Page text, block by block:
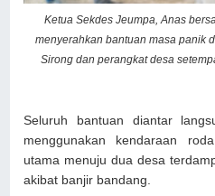
Ketua Sekdes Jeumpa, Anas
menyerahkan bantuan masa panik
Sirong dan perangkat desa
Seluruh bantuan diantar
menggunakan kendaraan
utama menuju dua desa
akibat banjir bandang.